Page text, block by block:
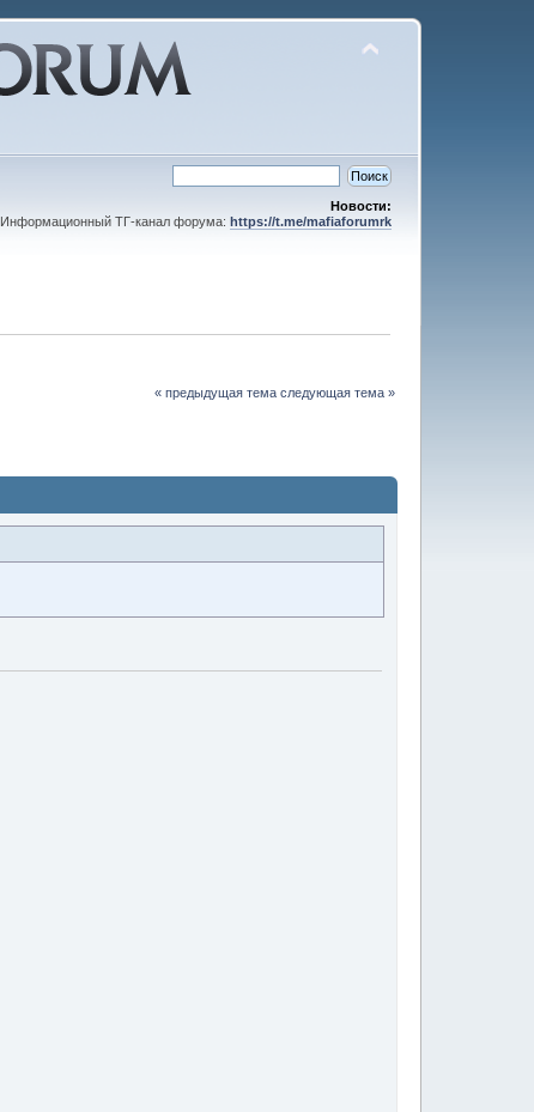
Новости:
Информационный ТГ-канал форума: https://t.me/mafiaforumrk
« предыдущая тема следующая тема »